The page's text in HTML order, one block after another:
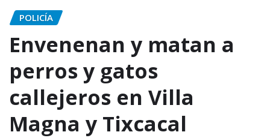
POLICÍA
Envenenan y matan a
perros y gatos
callejeros en Villa
Magna y Tixcacal